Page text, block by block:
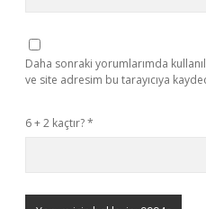
Daha sonraki yorumlarımda
ve site adresim bu tarayıcıya
6 + 2 kaçtır?*